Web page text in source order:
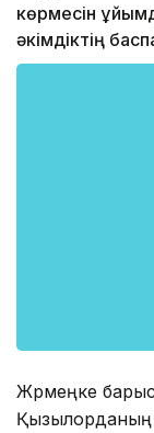
көрмесін
әкімдіктің
Жәрмеңке
Қызылорданың